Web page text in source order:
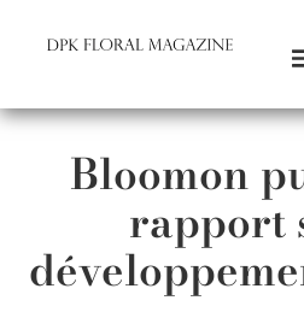
Bloomon
rapport